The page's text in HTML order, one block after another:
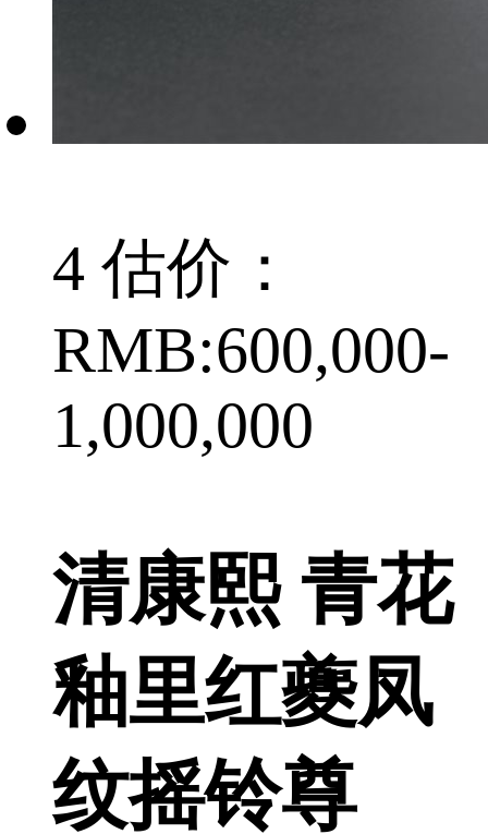
4 估价：
RMB:600,000-
1,000,000
清康熙 青花
釉里红夔凤
纹摇铃尊